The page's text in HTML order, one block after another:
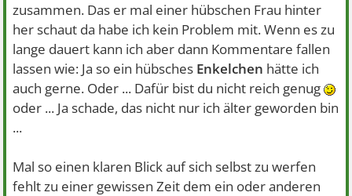
zusammen. Das er mal einer hübschen Frau hinter
her schaut da habe ich kein Problem mit. Wenn es zu
lange dauert kann ich aber dann Kommentare fallen
lassen wie: Ja so ein hübsches Enkelchen hätte ich
auch gerne. Oder ... Dafür bist du nicht reich genug
oder ... Ja schade, das nicht nur ich älter geworden bin
...
Mal so einen klaren Blick auf sich selbst zu werfen
fehlt zu einer gewissen Zeit dem ein oder anderen